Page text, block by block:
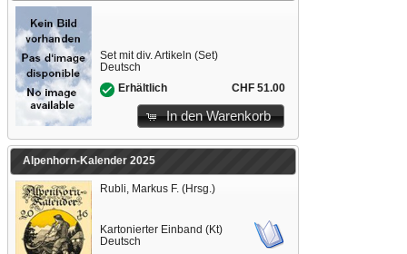
Set mit div. Artikeln (Set)
Deutsch
Erhältlich
CHF 51.00
In den Warenkorb
Alpenhorn-Kalender 2025
Rubli, Markus F. (Hrsg.)
Kartonierter Einband (Kt)
Deutsch